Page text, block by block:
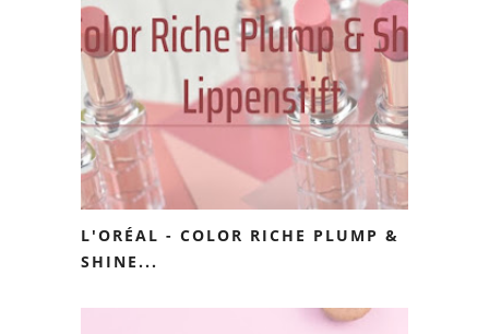
L'ORÉAL - COLOR RICHE PLUMP &
SHINE...